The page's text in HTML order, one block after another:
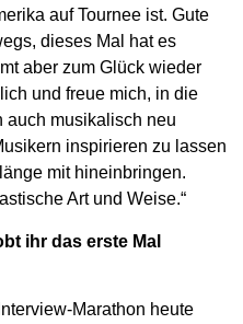
auf Tournee ist. Gute
dieses Mal hat es
aber zum Glück wieder
und freue mich, in die
auch musikalisch neu
inspirieren zu lassen
mit hineinbringen.
Art und Weise.“
ihr das erste Mal
Marathon heute